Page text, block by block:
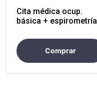
Cita médica ocup.
básica + espirometría
Comprar